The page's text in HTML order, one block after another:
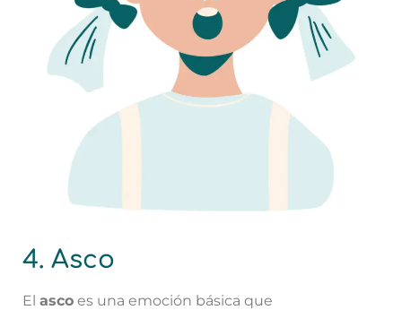
4. Asco
El asco es una emoción básica que